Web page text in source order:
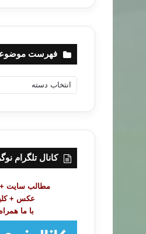
فهرست
ه
ت
ض
کانال تلگرام
مطالب سایت
عکس +
با ما